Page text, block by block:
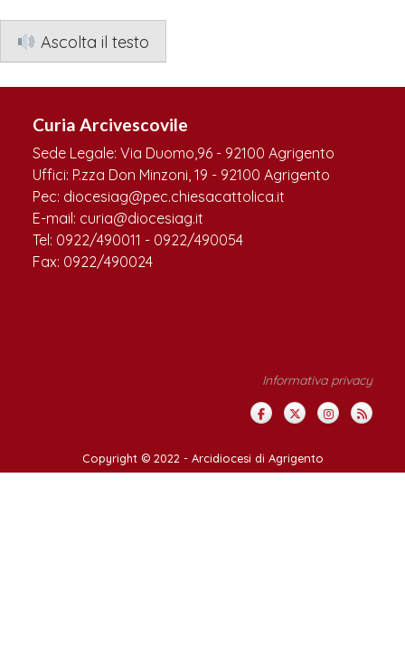
Ascolta il testo
Curia Arcivescovile
Sede Legale: Via Duomo,96 - 92100 Agrigento
Uffici: P.zza Don Minzoni, 19 - 92100 Agrigento
Pec: diocesiag@pec.chiesacattolica.it
E-mail: curia@diocesiag.it
Tel: 0922/490011 - 0922/490054
Fax: 0922/490024
Informativa privacy
Copyright © 2022 - Arcidiocesi di Agrigento